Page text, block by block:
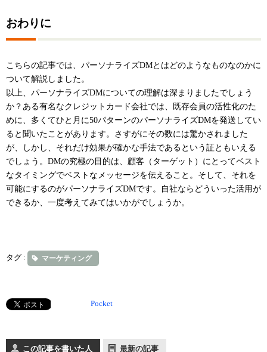
おわりに
こちらの記事では、パーソナライズDMとはどのようなものなのかに
ついて解説しました。
以上、パーソナライズDMについての理解は深まりましたでしょう
か？ある有名なクレジットカード会社では、既存会員の活性化のた
めに、多くてひと月に50パターンのパーソナライズDMを発送してい
ると聞いたことがあります。さすがにその数には驚かされました
が、しかし、それだけ効果が確かな手法であるという証ともいえる
でしょう。DMの究極の目的は、顧客（ターゲット）にとってベスト
なタイミングでベストなメッセージを伝えること。そして、それを
可能にするのがパーソナライズDMです。自社ならどういった活用が
できるか、一度考えてみてはいかがでしょうか。
タグ : マーケティング
Pocket
この記事を書いた人 最新の記事